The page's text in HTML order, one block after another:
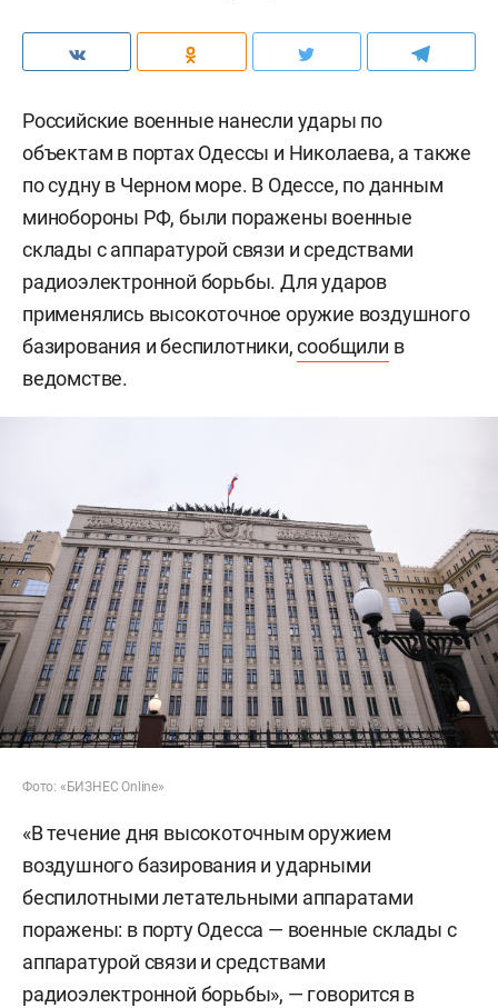
Российские военные нанесли удары по
объектам в портах Одессы и Николаева, а также
по судну в Черном море. В Одессе, по данным
минобороны РФ, были поражены военные
склады с аппаратурой связи и средствами
радиоэлектронной борьбы. Для ударов
применялись высокоточное оружие воздушного
базирования и беспилотники,сообщили в
ведомстве.
Фото: «БИЗНЕС Online»
«В течение дня высокоточным оружием
воздушного базирования и ударными
беспилотными летательными аппаратами
поражены: в порту Одесса — военные склады с
аппаратурой связи и средствами
радиоэлектронной борьбы», — говорится в